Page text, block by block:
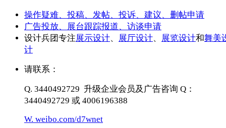
操作疑难、投稿、发帖、投诉、建议、删帖申请
广告投放、展台跟踪报道、访谈申请
设计兵团专注展示设计、 展厅设计、 展览设计和舞美
计
请联系：
Q. 3440492729 升级企业会员及广告咨询 Q：
3440492729 或 4006196388
W. weibo.com/d7wnet